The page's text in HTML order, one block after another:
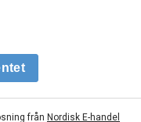
från Nordisk E-handel